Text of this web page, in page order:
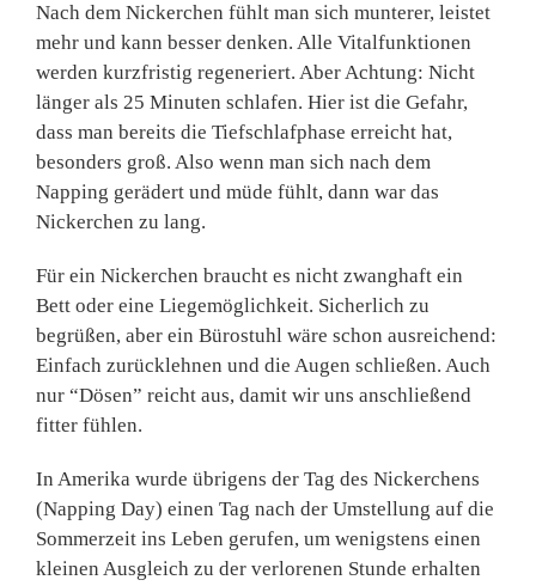
Nach dem Nickerchen fühlt man sich munterer, leistet
mehr und kann besser denken. Alle Vitalfunktionen
werden kurzfristig regeneriert. Aber Achtung: Nicht
länger als 25 Minuten schlafen. Hier ist die Gefahr,
dass man bereits die Tiefschlafphase erreicht hat,
besonders groß. Also wenn man sich nach dem
Napping gerädert und müde fühlt, dann war das
Nickerchen zu lang.
Für ein Nickerchen braucht es nicht zwanghaft ein
Bett oder eine Liegemöglichkeit. Sicherlich zu
begrüßen, aber ein Bürostuhl wäre schon ausreichend:
Einfach zurücklehnen und die Augen schließen. Auch
nur “Dösen” reicht aus, damit wir uns anschließend
fitter fühlen.
In Amerika wurde übrigens der Tag des Nickerchens
(Napping Day) einen Tag nach der Umstellung auf die
Sommerzeit ins Leben gerufen, um wenigstens einen
kleinen Ausgleich zu der verlorenen Stunde erhalten